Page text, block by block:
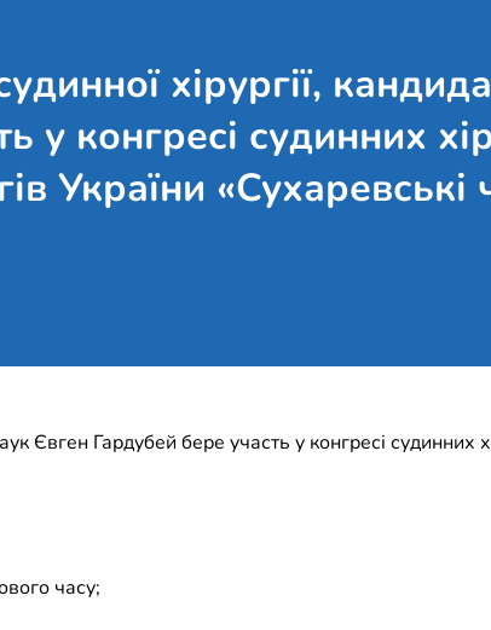
хірургії,
у конгресі судинних
України «Сухаревські
Євген Гардубей бере участь у конгресі судинних
часу;